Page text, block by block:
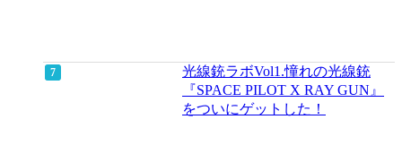
光線銃ラボVol1.憧れの光線銃
『SPACE PILOT X RAY GUN』
をついにゲットした！